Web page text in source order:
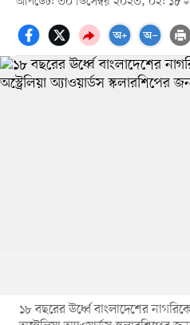
১৮ বছরের ঊর্ধ্বে বাংলাদেশের